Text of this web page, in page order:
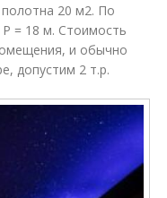
20 м2. По
= 18 м. Стоимость
и обычно
допустим 2 т.р.